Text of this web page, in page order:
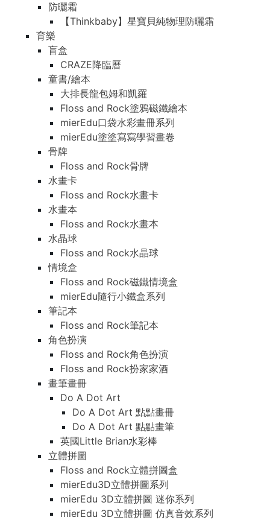
防曬霜
【Thinkbaby】星寶貝純物理防曬霜
育樂
盲盒
CRAZE降臨曆
童書/繪本
大排長龍包姆和凱羅
Floss and Rock塗鴉磁鐵繪本
mierEdu口袋水彩畫冊系列
mierEdu塗塗寫寫學習畫卷
骨牌
Floss and Rock骨牌
水畫卡
Floss and Rock水畫卡
水畫本
Floss and Rock水畫本
水晶球
Floss and Rock水晶球
情境盒
Floss and Rock磁鐵情境盒
mierEdu隨行小鐵盒系列
筆記本
Floss and Rock筆記本
角色扮演
Floss and Rock角色扮演
Floss and Rock扮家家酒
畫筆畫冊
Do A Dot Art
Do A Dot Art 點點畫冊
Do A Dot Art 點點畫筆
英國Little Brian水彩棒
立體拼圖
Floss and Rock立體拼圖盒
mierEdu3D立體拼圖系列
mierEdu 3D立體拼圖 迷你系列
mierEdu 3D立體拼圖 仿真音效系列